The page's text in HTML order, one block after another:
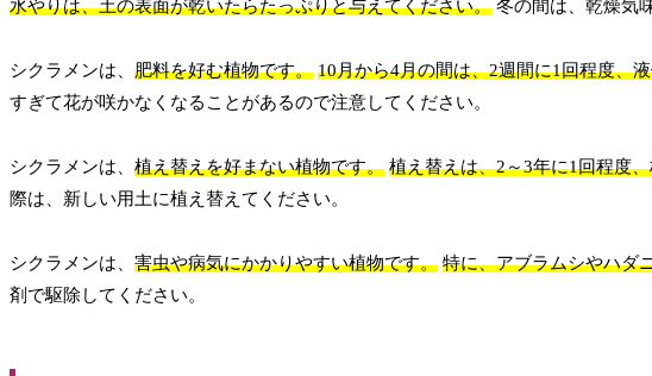
水やりは、土の表面が乾いたらたっぷりと与えてください。 冬の間は、乾燥気
シクラメンは、 肥料を好む植物です。 10月から4月の間は、2週間に1回程度、
すぎて花が咲かなくなることがあるので注意してください。
シクラメンは、 植え替えを好まない植物です。 植え替えは、2～3年に1回程度
際は、新しい用土に植え替えてください。
シクラメンは、 害虫や病気にかかりやすい植物です。 特に、アブラムシやハダ
剤で駆除してください。